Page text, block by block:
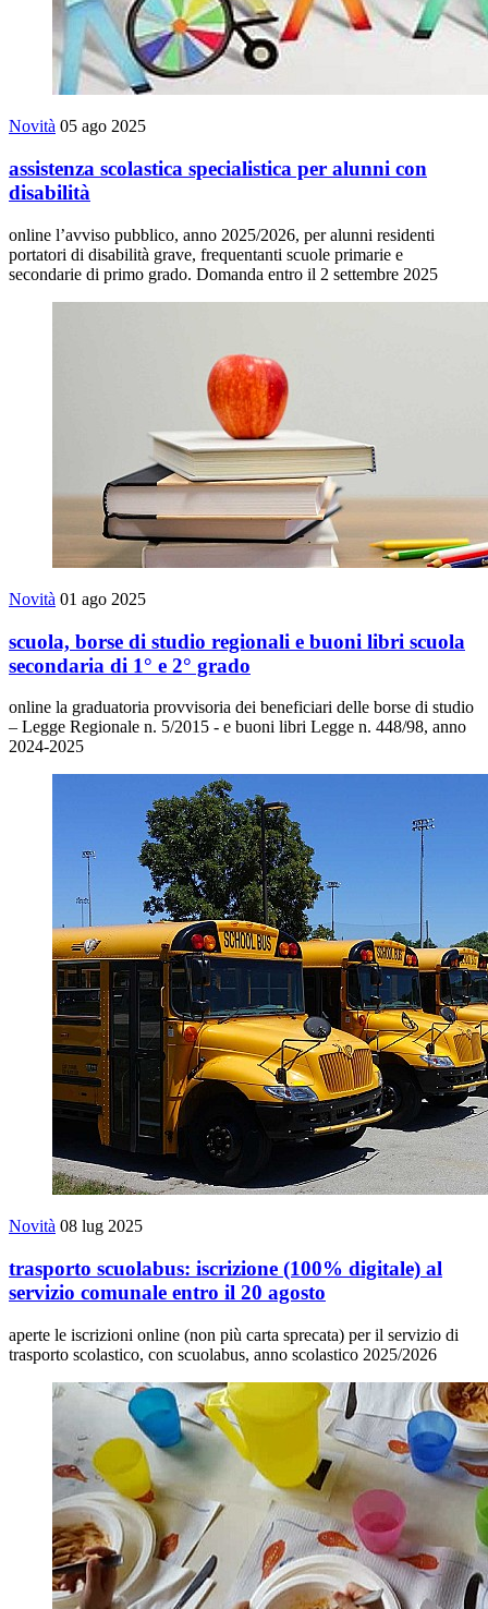
Novità 05 ago 2025
assistenza scolastica specialistica per alunni con
disabilità
online l’avviso pubblico, anno 2025/2026, per alunni residenti
portatori di disabilità grave, frequentanti scuole primarie e
secondarie di primo grado. Domanda entro il 2 settembre 2025
Novità 01 ago 2025
scuola, borse di studio regionali e buoni libri scuola
secondaria di 1° e 2° grado
online la graduatoria provvisoria dei beneficiari delle borse di studio
– Legge Regionale n. 5/2015 - e buoni libri Legge n. 448/98, anno
2024-2025
Novità 08 lug 2025
trasporto scuolabus: iscrizione (100% digitale) al
servizio comunale entro il 20 agosto
aperte le iscrizioni online (non più carta sprecata) per il servizio di
trasporto scolastico, con scuolabus, anno scolastico 2025/2026